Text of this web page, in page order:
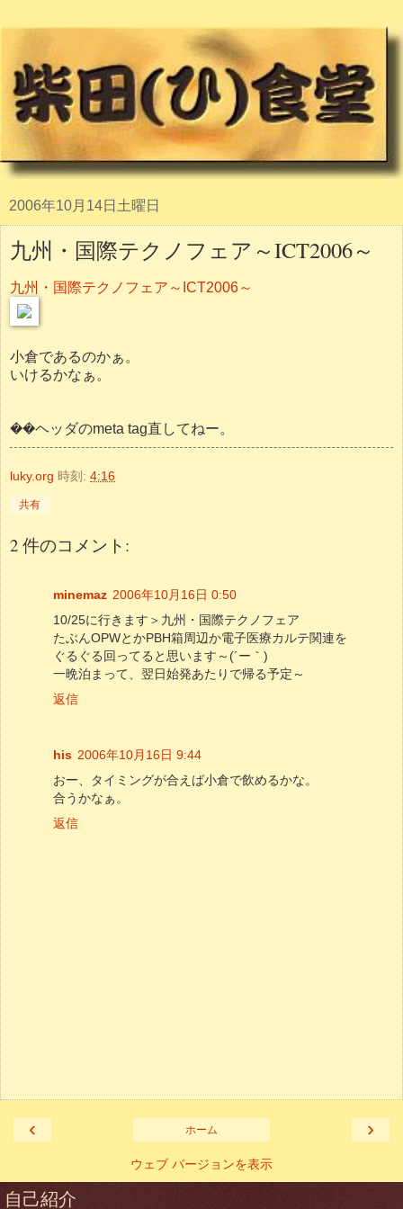
2006年10月14日土曜日
九州・国際テクノフェア～ICT2006～
九州・国際テクノフェア～ICT2006～
小倉であるのかぁ。
いけるかなぁ。
��ヘッダのmeta tag直してねー。
luky.org 時刻: 4:16
共有
2 件のコメント:
minemaz 2006年10月16日 0:50
10/25に行きます＞九州・国際テクノフェア
たぶんOPWとかPBH箱周辺か電子医療カルテ関連を
ぐるぐる回ってると思います～(´ー｀)
一晩泊まって、翌日始発あたりで帰る予定～
返信
his 2006年10月16日 9:44
おー、タイミングが合えば小倉で飲めるかな。
合うかなぁ。
返信
‹ ›
ホーム
ウェブ バージョンを表示
自己紹介